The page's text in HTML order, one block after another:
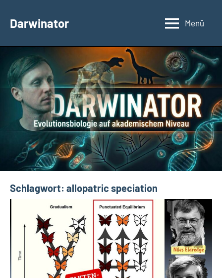
InhaltDarwinator
Evolutionsbiologie
Menü
Schlagwort: allopatric speciation